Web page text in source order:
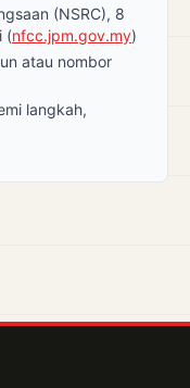
(NSRC), 8
(nfcc.jpm.gov.my)
atau nombor
langkah,